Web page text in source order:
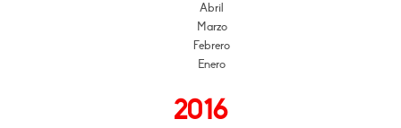
Abril
Marzo
Febrero
Enero
2016